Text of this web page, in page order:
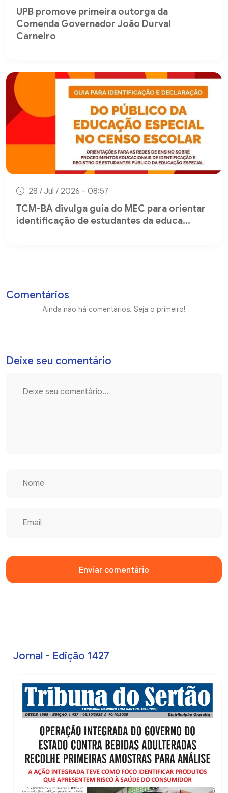
UPB promove primeira outorga da
Comenda Governador João Durval
Carneiro
28 / Jul / 2026 - 08:57
TCM-BA divulga guia do MEC para orientar
identificação de estudantes da educa...
Comentários
Ainda não há comentários. Seja o primeiro!
Deixe seu comentário
Enviar comentário
Jornal - Edição 1427